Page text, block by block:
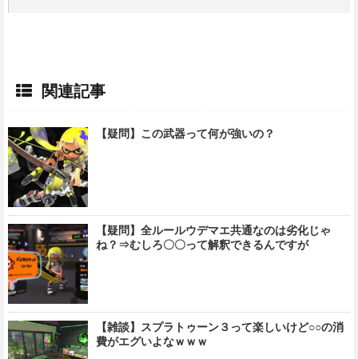
関連記事
【疑問】この武器って何が強いの？
【疑問】全ルールウデマエ共通なのは劣化じゃ
ね？⇒むしろ〇〇って解釈できるんですが
【雑談】スプラトゥーン３って楽しいけど○○の消
費がエグいよなｗｗｗ